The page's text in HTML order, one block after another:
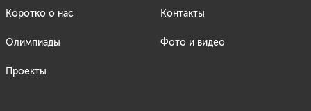
Коротко о нас
Олимпиады
Проекты
Контакты
Фото и видео